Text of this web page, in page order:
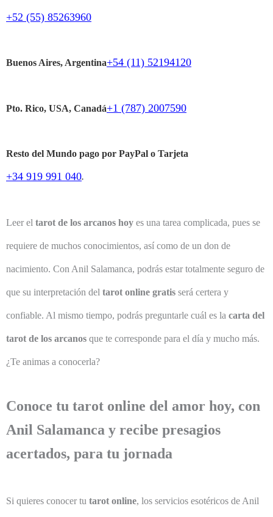
+52 (55) 85263960
Buenos Aires, Argentina+54 (11) 52194120
Pto. Rico, USA, Canadá+1 (787) 2007590
Resto del Mundo pago por PayPal o Tarjeta
+34 919 991 040.
Leer el tarot de los arcanos hoy es una tarea complicada, pues se
requiere de muchos conocimientos, así como de un don de
nacimiento. Con Anil Salamanca, podrás estar totalmente seguro de
que su interpretación del tarot online gratis será certera y
confiable. Al mismo tiempo, podrás preguntarle cuál es la carta del
tarot de los arcanos que te corresponde para el día y mucho más.
¿Te animas a conocerla?
Conoce tu tarot online del amor hoy, con
Anil Salamanca y recibe presagios
acertados, para tu jornada
Si quieres conocer tu tarot online, los servicios esotéricos de Anil